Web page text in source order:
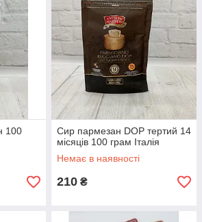
100
Сир пармезан DOP тертий 14
місяців 100 грам Італія
Немає в наявності
210 ₴